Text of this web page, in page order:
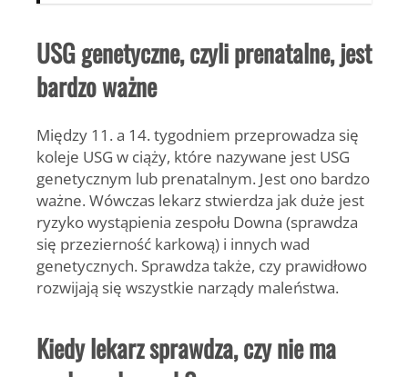
USG genetyczne, czyli prenatalne, jest
bardzo ważne
Między 11. a 14. tygodniem przeprowadza się
koleje USG w ciąży, które nazywane jest USG
genetycznym lub prenatalnym. Jest ono bardzo
ważne. Wówczas lekarz stwierdza jak duże jest
ryzyko wystąpienia zespołu Downa (sprawdza
się przezierność karkową) i innych wad
genetycznych. Sprawdza także, czy prawidłowo
rozwijają się wszystkie narządy maleństwa.
Kiedy lekarz sprawdza, czy nie ma